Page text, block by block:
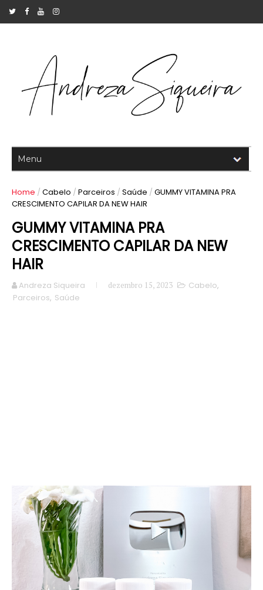
Home / Cabelo / Parceiros / Saúde / GUMMY VITAMINA PRA
CRESCIMENTO CAPILAR DA NEW HAIR
GUMMY VITAMINA PRA
CRESCIMENTO CAPILAR DA NEW
HAIR
Andreza Siqueira dezembro 15, 2023 Cabelo,
Parceiros, Saúde